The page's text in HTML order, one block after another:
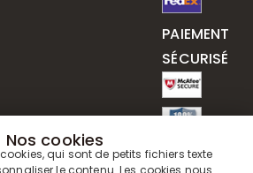
PAIEMENT
SÉCURISÉ
Nos cookies
qui sont de petits fichiers texte
le contenu. Les cookies nous